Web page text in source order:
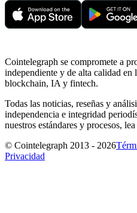
Cointelegraph se compromete a
independiente y de alta calidad en
blockchain, IA y fintech.
Todas las noticias, reseñas y
independencia e integridad
nuestros estándares y procesos, lea
© Cointelegraph 2013 - 2026
Privacidad